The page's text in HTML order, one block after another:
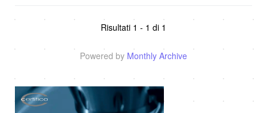
Risultati 1 - 1 di 1
Powered by Monthly Archive